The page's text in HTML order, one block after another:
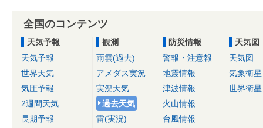
全国のコンテンツ
天気予報
天気予報
世界天気
気圧予報
2週間天気
長期予報
観測
雨雲(過去)
アメダス実況
実況天気
過去天気
雷(実況)
防災情報
警報・注意報
地震情報
津波情報
火山情報
台風情報
天気図
天気図
気象衛星
世界衛星